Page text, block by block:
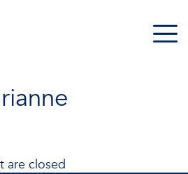
are closed